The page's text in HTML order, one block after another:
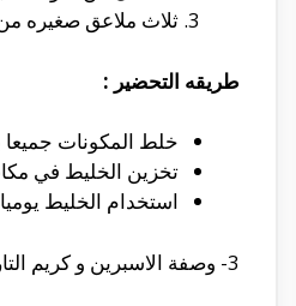
ثلاث ملاعق صغيره
طريقه التحضير :
خلط المكونات
تخزين الخليط في
استخدام الخليط يوميا
3- وصفة الاسبرين و كريم